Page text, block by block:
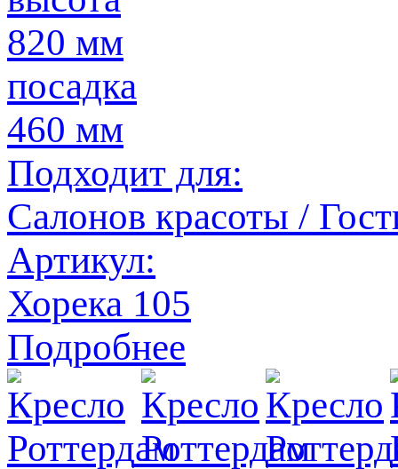
820 мм
посадка
460 мм
Подходит для:
Салонов красоты /
Артикул:
Хорека 105
Подробнее